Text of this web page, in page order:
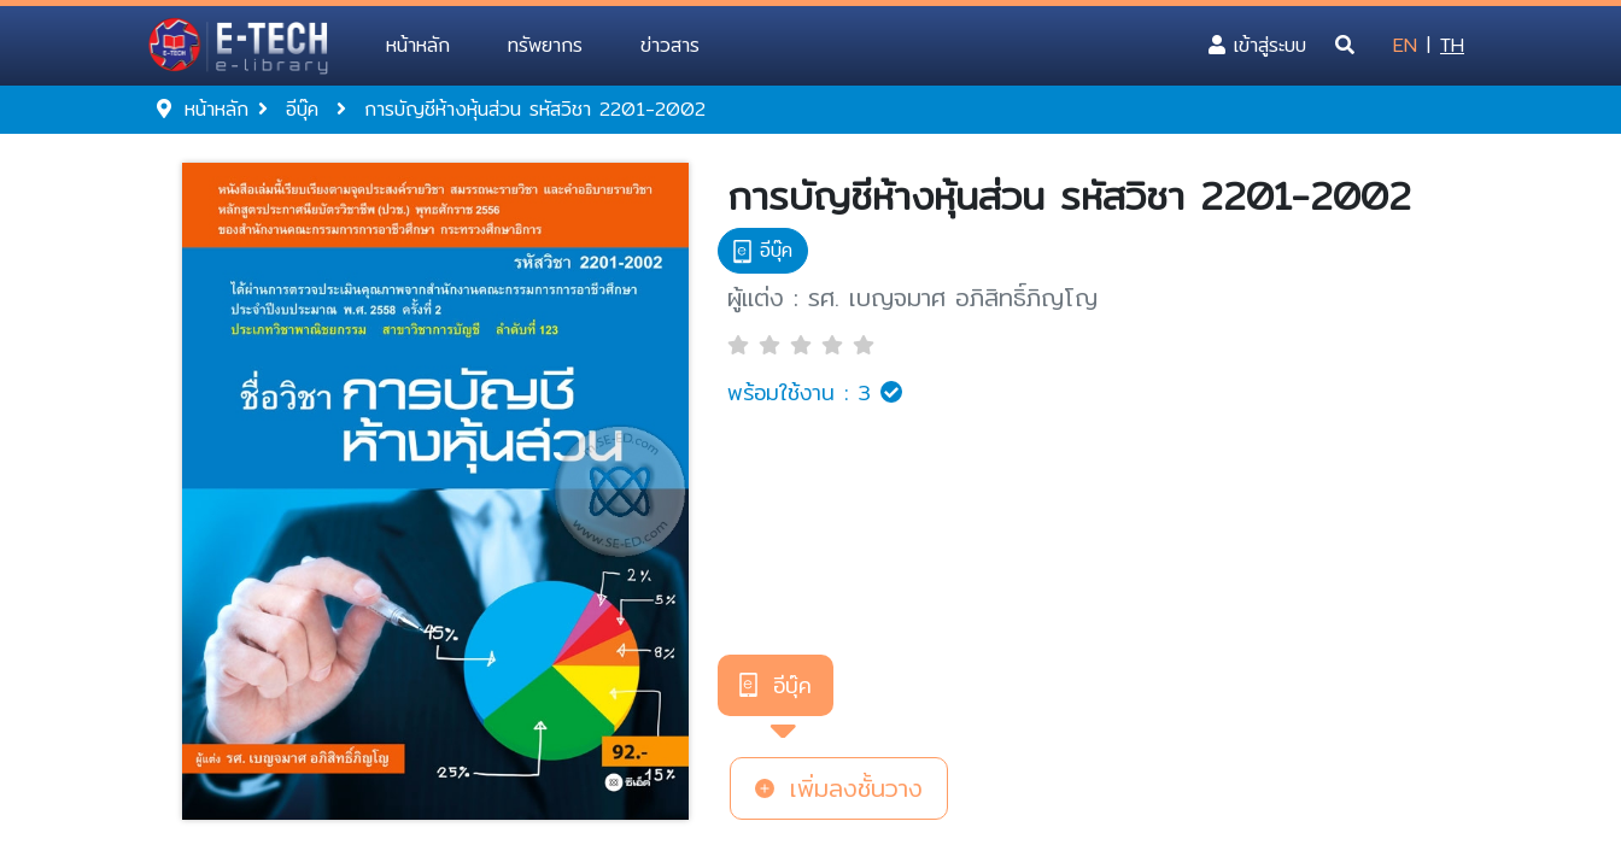
หน้าหลัก ทรัพยากร ข่าวสาร เข้าสู่ระบบ(current) EN | TH
หน้าหลัก อีบุ๊ค การบัญชีห้างหุ้นส่วน รหัสวิชา 2201-2002
การบัญชีห้างหุ้นส่วน รหัสวิชา 2201-2002
อีบุ๊ค
ผู้แต่ง : รศ. เบญจมาศ อภิสิทธิ์ภิญโญ
พร้อมใช้งาน : 3
อีบุ๊ค
เพิ่มลงชั้นวาง